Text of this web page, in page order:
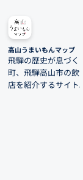
高山うまいもんマップ
飛騨の歴史が息づく
町、飛騨高山市の飲
店を紹介するサイト